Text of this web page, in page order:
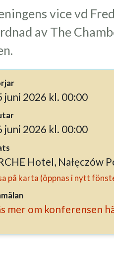
vice vd
av The
juni 2026 kl. 00:00
juni 2026 kl. 00:00
Hotel, Nałęczów
på karta (öppnas i nytt
mer om konferensen